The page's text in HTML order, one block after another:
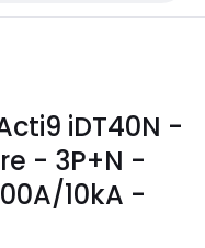
iDT40N -
- 3P+N -
10kA -